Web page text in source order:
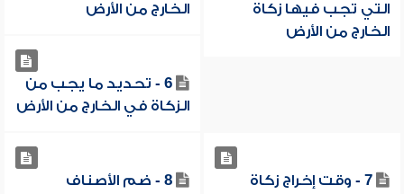
التي تجب فيها زكاة
الخارج من الأرض
الخارج من الأرض
6 - تحديد ما يجب من
الزكاة في الخارج من الأرض
7 - وقت إخراج زكاة
8 - ضم الأصناف